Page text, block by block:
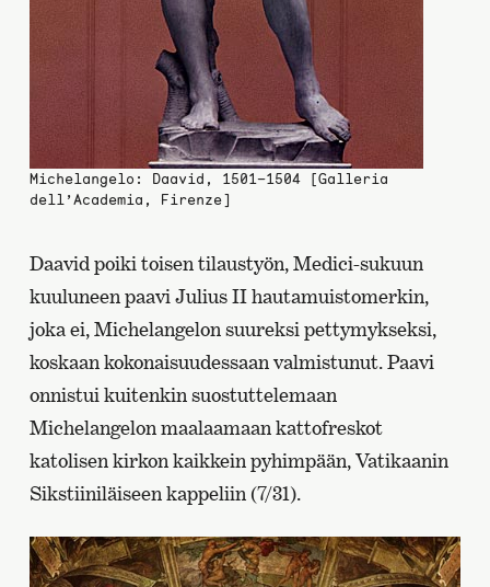
Michelangelo: Daavid, 1501–1504 [Galleria
dell’Academia, Firenze]
Daavid poiki toisen tilaustyön, Medici-sukuun
kuuluneen paavi Julius II hautamuistomerkin,
joka ei, Michelangelon suureksi pettymykseksi,
koskaan kokonaisuudessaan valmistunut. Paavi
onnistui kuitenkin suostuttelemaan
Michelangelon maalaamaan kattofreskot
katolisen kirkon kaikkein pyhimpään, Vatikaanin
Sikstiiniläiseen kappeliin (7/31).